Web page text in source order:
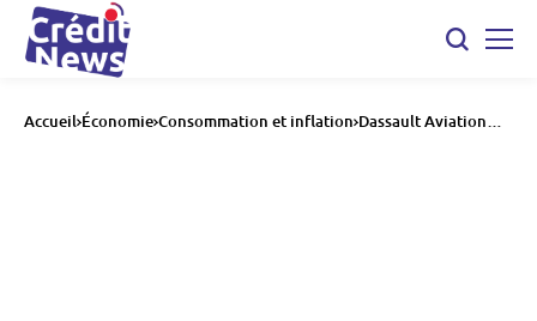
Accueil Économie Consommation et inflation Dassault Aviation